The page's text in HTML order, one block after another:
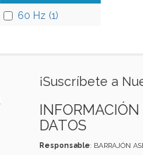
60 Hz (1)
¡Suscríbete a
INFORMACIÓN
DATOS
Responsable: BARRAJÓN